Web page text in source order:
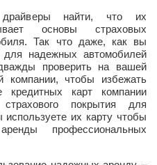
найти, что их
основы страховых
Так что даже, как вы
надежных автомобилей
проверить на вашей
компании, чтобы избежать
кредитных карт компании
страхового покрытия для
их карту чтобы
профессиональных